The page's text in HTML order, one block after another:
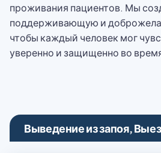
проживания пациентов. Мы
поддерживающую и
чтобы каждый человек мог
уверенно и защищенно во
Выведение из запоя,